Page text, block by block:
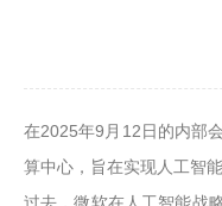
在2025年9月12日的内部
算中心，旨在实现人工智能